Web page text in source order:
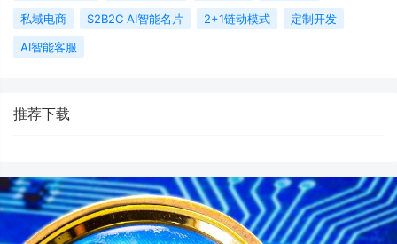
私域电商
S2B2C AI智能名片 2+1链动模式
定制开发
AI智能客服
推荐下载